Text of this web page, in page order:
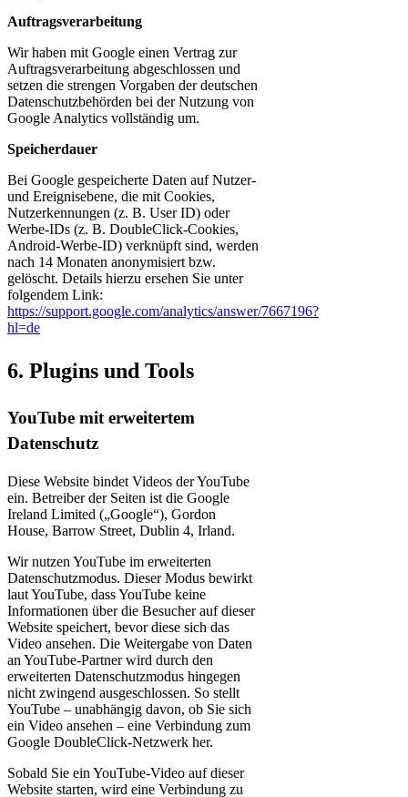
Auftragsverarbeitung
Wir haben mit Google einen Vertrag zur
Auftragsverarbeitung abgeschlossen und
setzen die strengen Vorgaben der deutschen
Datenschutzbehörden bei der Nutzung von
Google Analytics vollständig um.
Speicherdauer
Bei Google gespeicherte Daten auf Nutzer-
und Ereignisebene, die mit Cookies,
Nutzerkennungen (z. B. User ID) oder
Werbe-IDs (z. B. DoubleClick-Cookies,
Android-Werbe-ID) verknüpft sind, werden
nach 14 Monaten anonymisiert bzw.
gelöscht. Details hierzu ersehen Sie unter
folgendem Link:
https://support.google.com/analytics/answer/7667196?
hl=de
6. Plugins und Tools
YouTube mit erweitertem
Datenschutz
Diese Website bindet Videos der YouTube
ein. Betreiber der Seiten ist die Google
Ireland Limited („Google“), Gordon
House, Barrow Street, Dublin 4, Irland.
Wir nutzen YouTube im erweiterten
Datenschutzmodus. Dieser Modus bewirkt
laut YouTube, dass YouTube keine
Informationen über die Besucher auf dieser
Website speichert, bevor diese sich das
Video ansehen. Die Weitergabe von Daten
an YouTube-Partner wird durch den
erweiterten Datenschutzmodus hingegen
nicht zwingend ausgeschlossen. So stellt
YouTube – unabhängig davon, ob Sie sich
ein Video ansehen – eine Verbindung zum
Google DoubleClick-Netzwerk her.
Sobald Sie ein YouTube-Video auf dieser
Website starten, wird eine Verbindung zu